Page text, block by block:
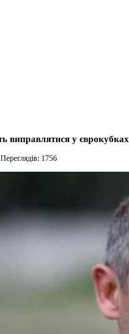
виправлятися у єврокубках
Переглядів: 1756